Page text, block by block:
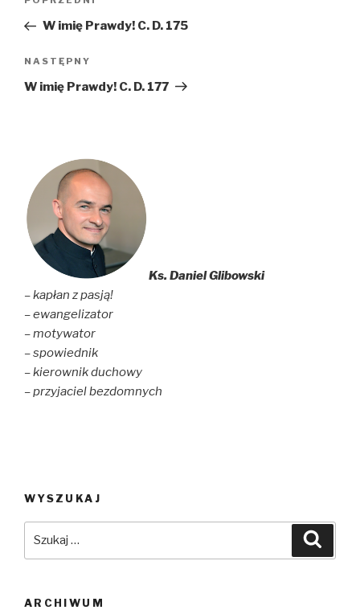
wpisW imię Prawdy! C. D. 175
Następny
wpis
NASTĘPNY
W imię Prawdy! C. D. 177
Ks. Daniel Glibowski
– kapłan z pasją!
– ewangelizator
– motywator
– spowiednik
– kierownik duchowy
– przyjaciel bezdomnych
WYSZUKAJ
ARCHIWUM